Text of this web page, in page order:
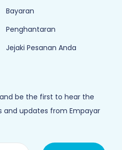
Bayaran
Penghantaran
Jejaki Pesanan Anda
be the first to hear the
and updates from Empayar